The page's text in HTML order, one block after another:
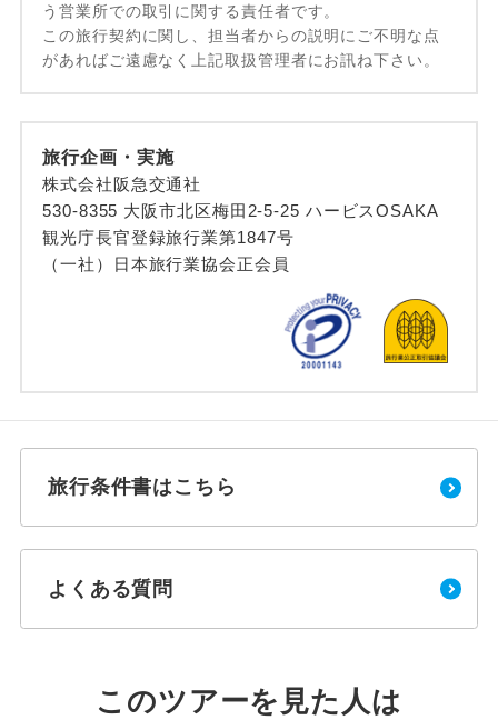
う営業所での取引に関する責任者です。
この旅行契約に関し、担当者からの説明にご不明な点
があればご遠慮なく上記取扱管理者にお訊ね下さい。
旅行企画・実施
株式会社阪急交通社
530-8355 大阪市北区梅田2-5-25 ハービスOSAKA
観光庁長官登録旅行業第1847号
（一社）日本旅行業協会正会員
旅行条件書はこちら
よくある質問
このツアーを見た人は